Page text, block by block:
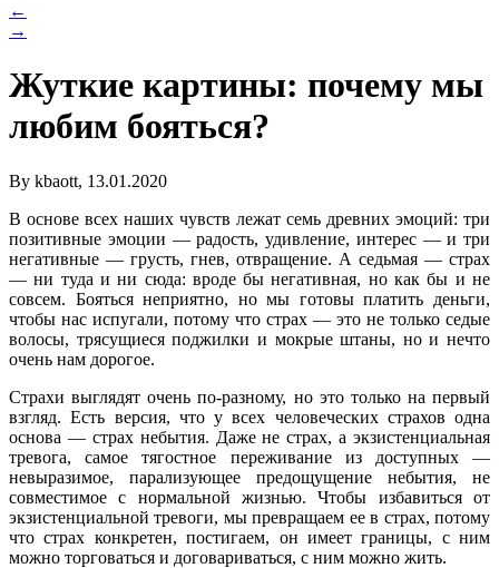
←
→
Жуткие картины: почему мы
любим бояться?
By kbaott, 13.01.2020
В основе всех наших чувств лежат семь древних эмоций: три
позитивные эмоции — радость, удивление, интерес — и три
негативные — грусть, гнев, отвращение. А седьмая — страх
— ни туда и ни сюда: вроде бы негативная, но как бы и не
совсем. Бояться неприятно, но мы готовы платить деньги,
чтобы нас испугали, потому что страх — это не только седые
волосы, трясущиеся поджилки и мокрые штаны, но и нечто
очень нам дорогое.
Страхи выглядят очень по-разному, но это только на первый
взгляд. Есть версия, что у всех человеческих страхов одна
основа — страх небытия. Даже не страх, а экзистенциальная
тревога, самое тягостное переживание из доступных —
невыразимое, парализующее предощущение небытия, не
совместимое с нормальной жизнью. Чтобы избавиться от
экзистенциальной тревоги, мы превращаем ее в страх, потому
что страх конкретен, постигаем, он имеет границы, с ним
можно торговаться и договариваться, с ним можно жить.